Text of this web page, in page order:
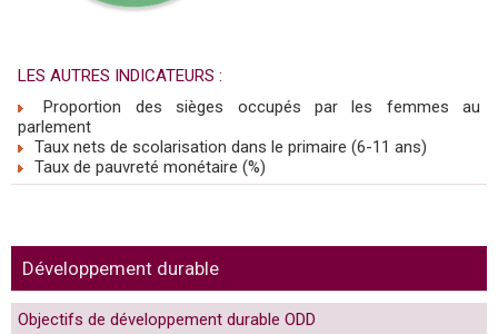
Développement durable
Objectifs de développement durable ODD
LES AUTRES INDICATEURS :
Proportion des sièges occupés par les femmes au
parlement
Taux nets de scolarisation dans le primaire (6-11 ans)
Taux de pauvreté monétaire (%)